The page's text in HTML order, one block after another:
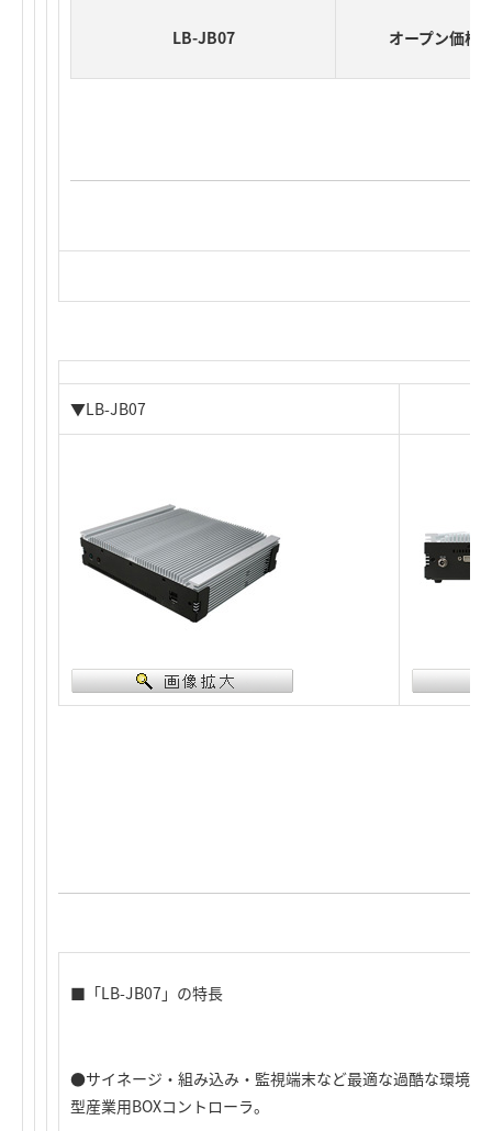
LB-JB07 オープン価格
▼LB-JB07
■「LB-JB07」の特長
●サイネージ・組み込み・監視端末など最適な過酷な環境
型産業用BOXコントローラ。